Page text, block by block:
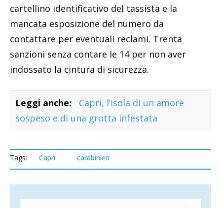
cartellino identificativo del tassista e la
mancata esposizione del numero da
contattare per eventuali reclami. Trenta
sanzioni senza contare le 14 per non aver
indossato la cintura di sicurezza.
Leggi anche:
Capri, l’isola di un amore
sospeso e di una grotta infestata
Tags: Capri carabinieri